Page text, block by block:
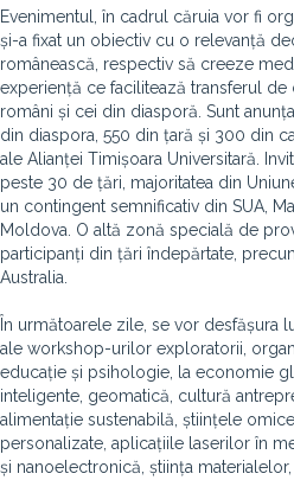
Evenimentul, în cadrul căruia vor fi
și-a fixat un obiectiv cu o relevanță
românească, respectiv să creeze
experiență ce facilitează transferul
români și cei din diasporă. Sunt
din diaspora, 550 din țară și 300 din
ale Alianței Timișoara Universitară.
peste 30 de țări, majoritatea din
un contingent semnificativ din SUA,
Moldova. O altă zonă specială de
participanți din țări îndepărtate,
Australia.
În următoarele zile, se vor desfășura
ale workshop-urilor exploratorii,
educație și psihologie, la economie
inteligente, geomatică, cultură
alimentație sustenabilă, științele
personalizate, aplicațiile laserilor în
și nanoelectronică, știința